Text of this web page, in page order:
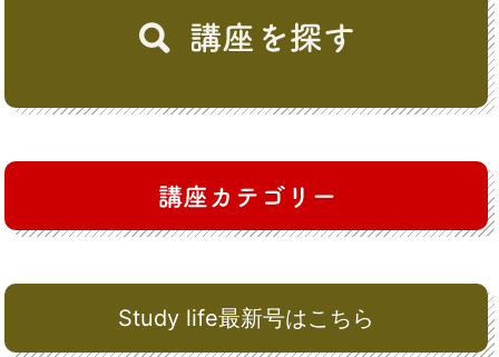
Study life最新号はこちら